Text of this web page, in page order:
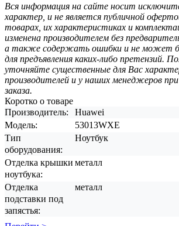
Вся информация на сайте носит
характер, и не является публичной
товарах, их характеристиках и
изменена производителем без
а также содержать ошибки и не может
для предъявления каких-либо претензий.
уточняйте существенные для Вас
производителей и у наших менеджеров
заказа.
Коротко о товаре
Производитель:
Huawei
Модель:
53013WXE
Тип
оборудования:
Ноутбук
Отделка крышки
ноутбука:
металл
Отделка
подставки под
запястья:
металл